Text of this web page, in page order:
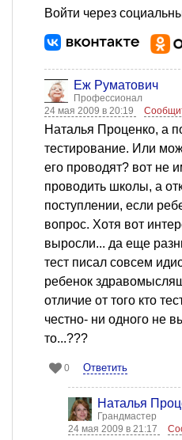
Войти через
Еж Руматович
Профессионал
24 мая 2009 в 20:19
Наталья Проценко, а
тестирование. Или
его проводят? вот не
проводить школы, а
поступлении, если
вопрос. Хотя вот
выросли... да еще
тест писал совсем
ребенок
отличие от того кто
честно- ни одного не
то...???
0 Ответить
Наталья
Грандмастер
24 мая 2009 в 21:17